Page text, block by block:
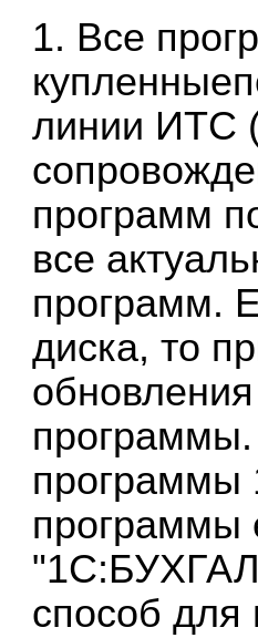
1. Все
купленные
линии ИТС
программ
все
программ.
диска, то
программы.
программы
программы
"
способ для